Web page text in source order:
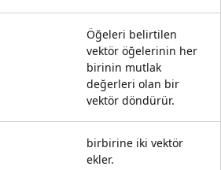
Öğeleri belirtilen
vektör öğelerinin her
birinin mutlak
değerleri olan bir
vektör döndürür.
birbirine iki vektör
ekler.